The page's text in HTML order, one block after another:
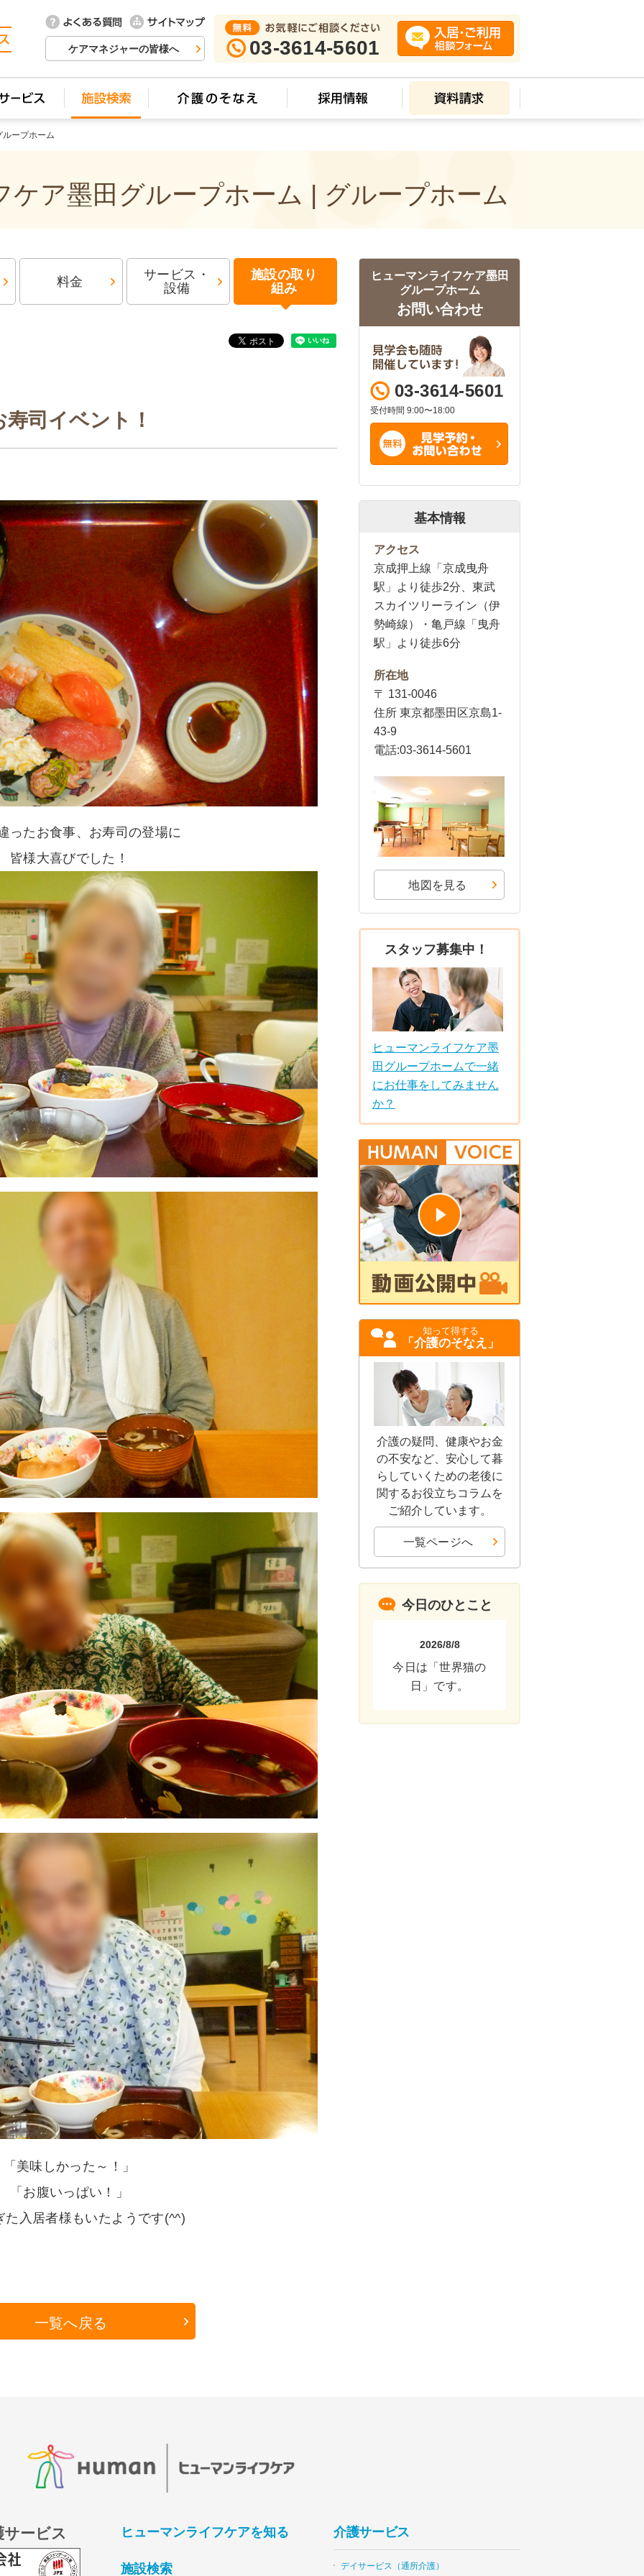
ケアマネジャーの皆様へ 03-3614-5601
ープホーム
ケア墨田グループホーム | グループホーム
料金
サービス・
設備
施設の取り
組み
寿司イベント！
ったお食事、お寿司の登場に
皆様大喜びでした！
「美味しかった～！」
「お腹いっぱい！」
た入居者様もいたようです(^^)
一覧へ戻る
ヒューマンライフケア墨田
グループホーム
お問い合わせ
03-3614-5601
受付時間 9:00〜18:00
基本情報
アクセス
京成押上線「京成曳舟
駅」より徒歩2分、東武
スカイツリーライン（伊
勢崎線）・亀戸線「曳舟
駅」より徒歩6分
所在地
〒 131-0046
住所 東京都墨田区京島1-
43-9
電話:03-3614-5601
地図を見る
スタッフ募集中！
ヒューマンライフケア墨
田グループホームで一緒
にお仕事をしてみません
か？
知って得する
「介護のそなえ」
介護の疑問、健康やお金
の不安など、安心して暮
らしていくための老後に
関するお役立ちコラムを
ご紹介しています。
一覧ページへ
今日のひとこと
2026/8/8
今日は「世界猫の
日」です。
ービス ヒューマンライフケアを知る
施設検索
介護サービス
デイサービス（通所介護）